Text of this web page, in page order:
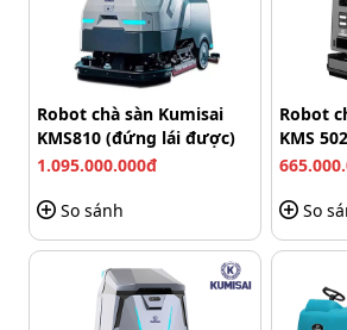
trường công nghiệp hoạt động với
Robot chà sàn Kumisai
KMS810 (đứng lái được)
1.095.000.000đ
So sánh
Robot
KMS 502
So